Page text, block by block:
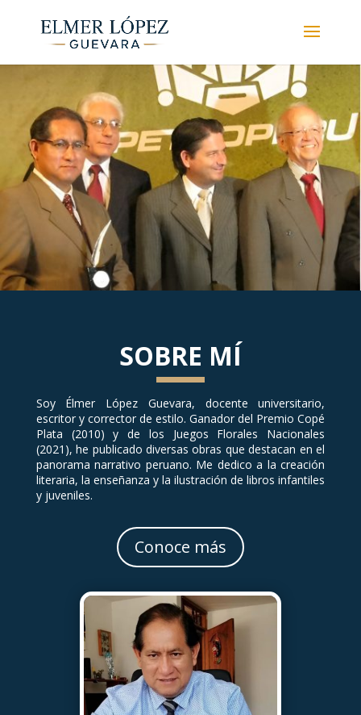
SOBRE MÍ
Soy Élmer López Guevara, docente universitario,
escritor y corrector de estilo. Ganador del Premio Copé
Plata (2010) y de los Juegos Florales Nacionales
(2021), he publicado diversas obras que destacan en el
panorama narrativo peruano. Me dedico a la creación
literaria, la enseñanza y la ilustración de libros infantiles
y juveniles.
Conoce más